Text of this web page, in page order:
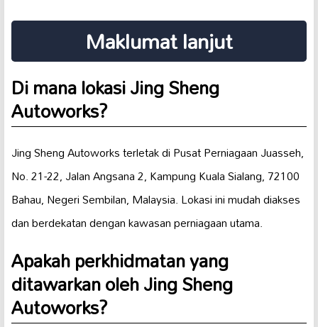
Maklumat lanjut
Di mana lokasi Jing Sheng
Autoworks?
Jing Sheng Autoworks terletak di Pusat Perniagaan Juasseh,
No. 21-22, Jalan Angsana 2, Kampung Kuala Sialang, 72100
Bahau, Negeri Sembilan, Malaysia. Lokasi ini mudah diakses
dan berdekatan dengan kawasan perniagaan utama.
Apakah perkhidmatan yang
ditawarkan oleh Jing Sheng
Autoworks?